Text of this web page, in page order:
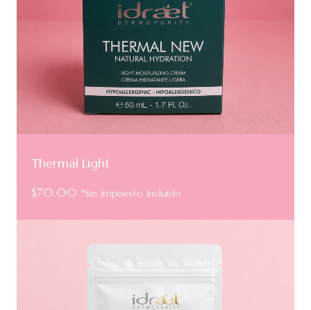
Thermal Light
$70.00 *Sin Impuesto Incluido